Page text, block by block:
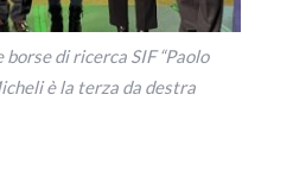
borse di ricerca SIF “Paolo
è la terza da destra